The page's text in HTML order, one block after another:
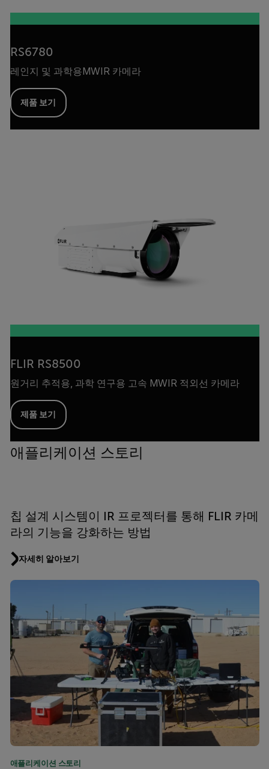
RS6780
레인지 및 과학용MWIR 카메라
제품 보기
FLIR RS8500
원거리 추적용, 과학 연구용 고속 MWIR 적외선 카메라
제품 보기
애플리케이션 스토리
칩 설계 시스템이 IR 프로젝터를 통해 FLIR 카메
라의 기능을 강화하는 방법
자세히 알아보기
애플리케이션 스토리